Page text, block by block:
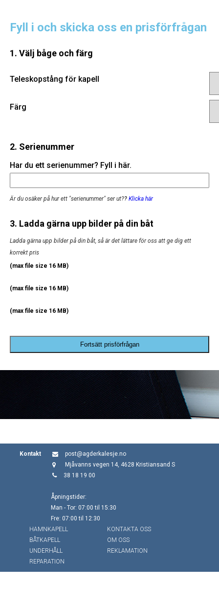
Fyll i och skicka oss en prisförfrågan
1. Välj båge och färg
Teleskopstång för kapell
Färg
2. Serienummer
Har du ett serienummer? Fyll i här.
Är du osäker på hur ett "serienummer" ser ut?? Klicka här
3. Ladda gärna upp bilder på din båt
Ladda gärna upp bilder på din båt, så är det lättare för oss att ge dig ett
korrekt pris
(max file size 16 MB)
(max file size 16 MB)
(max file size 16 MB)
Fortsätt prisförfrågan
Kontakt
post@agderkalesje.no
Mjåvanns vegen 14, 4628 Kristiansand S
38 18 19 00
Åpningstider:
Man - Tor: 07:00 til 15:30
Fre: 07:00 til 12:30
HAMNKAPELL
BÅTKAPELL
UNDERHÅLL
REPARATION
KONTAKTA OSS
OM OSS
REKLAMATION